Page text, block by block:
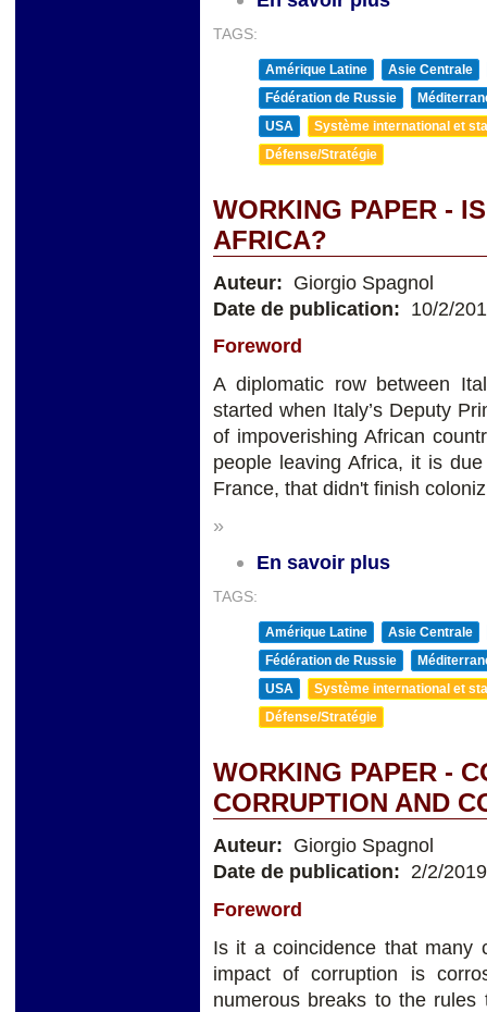
TAGS:
Amérique Latine
Asie Centrale
Fédération de Russie
USA
Système international et
Défense/Stratégie
WORKING PAPER -
AFRICA?
Auteur: Giorgio Spagnol
Date de publication: 10/2/
Foreword
A diplomatic row between
started when Italy’s Deputy
of impoverishing African
people leaving Africa, it is
France, that didn't finish
»
En savoir plus
TAGS:
Amérique Latine
Asie Centrale
Fédération de Russie
USA
Système international et
Défense/Stratégie
WORKING PAPER -
CORRUPTION AND
Auteur: Giorgio Spagnol
Date de publication: 2/2/2019
Foreword
Is it a coincidence that many
impact of corruption is
numerous breaks to the